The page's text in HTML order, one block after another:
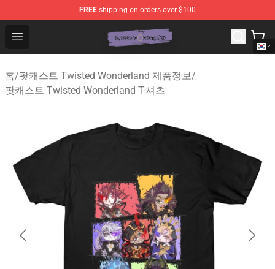
FREE shipping on orders over $100
Open menu
Twisted Wonderland Store - Official Twisted
홈/팟캐스트 Twisted Wonderland 제품정보/
팟캐스트 Twisted Wonderland T-셔츠